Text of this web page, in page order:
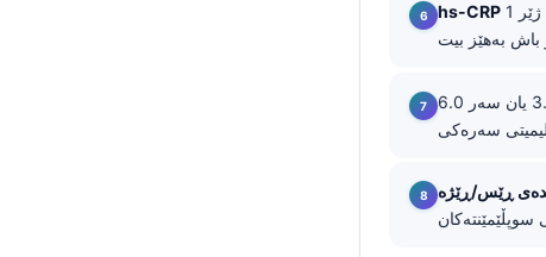
hs-CRP
بۆ پتاسیم لە خوار 3.0 یان سەر 6.0 mmol/L، یان لە سەر AST/ALT کە